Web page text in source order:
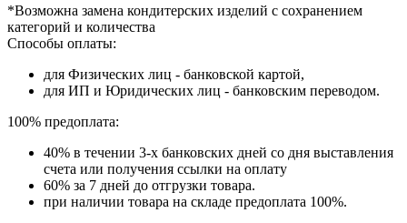
*Возможна замена кондитерских изделий с сохранением
категорий и количества
Способы оплаты:
для Физических лиц - банковской картой,
для ИП и Юридических лиц - банковским переводом.
100% предоплата:
40% в течении 3-х банковских дней со дня выставления
счета или получения ссылки на оплату
60% за 7 дней до отгрузки товара.
при наличии товара на складе предоплата 100%.